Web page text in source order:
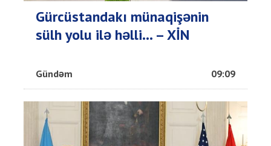
Gürcüstandakı münaqişənin
sülh yolu ilə həlli... – XİN
Gündəm 09:09